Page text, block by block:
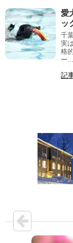
愛
ッ
千
実
格
ー...
記